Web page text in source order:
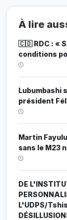
À lire
🇨🇩 RDC : «
conditions
Lubumbashi
président
Martin
sans le M23
DE
L'UDPS/